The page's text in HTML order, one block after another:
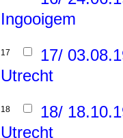
Ingooigem
17
17/
Utrecht
18
18/
Utrecht